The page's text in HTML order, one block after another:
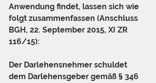
Anwendung findet, lassen sich wie
folgt zusammenfassen (Anschluss
BGH, 22. September 2015, XI ZR
116/15):
Der Darlehensnehmer schuldet
dem Darlehensgeber gemäß § 346